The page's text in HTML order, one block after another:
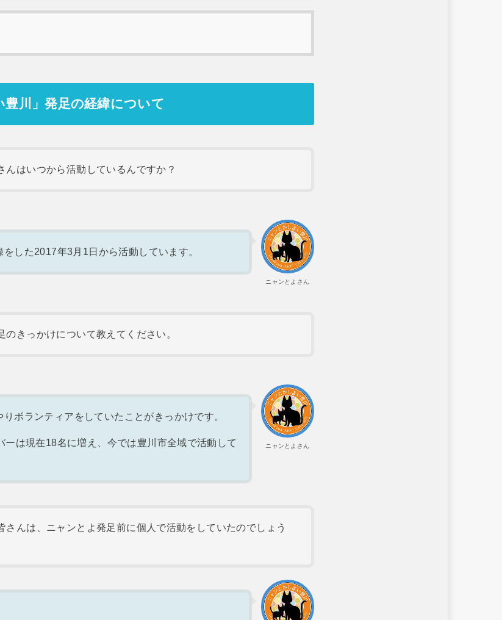
豊川」発足の経緯について
んはいつから活動しているんですか？
ニャンとよさん
した2017年3月1日から活動しています。
のきっかけについて教えてください。
ニャンとよさん
ボランティアをしていたことがきっかけです。
ーは現在18名に増え、今では豊川市全域で活動して
さんは、ニャンとよ発足前に個人で活動をしていたのでしょう